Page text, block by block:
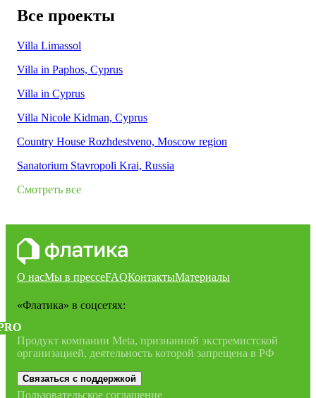
Все проекты
Villa Limassol
Villa in Paphos, Cyprus
Villa in Cyprus
Villa Nicole Kidman, Cyprus
Country House Rozhdestveno, Moscow region
Sanatorium Stavropoli Krai, Russia
Смотреть все
О насМы в прессеFAQКонтактыМатериалы
«Флатика» в соцсетях:
Продукт компании Meta, признанной экстремистской
организацией, деятельность которой запрещена в РФ
Связаться с поддержкой
Пользовательское соглашение